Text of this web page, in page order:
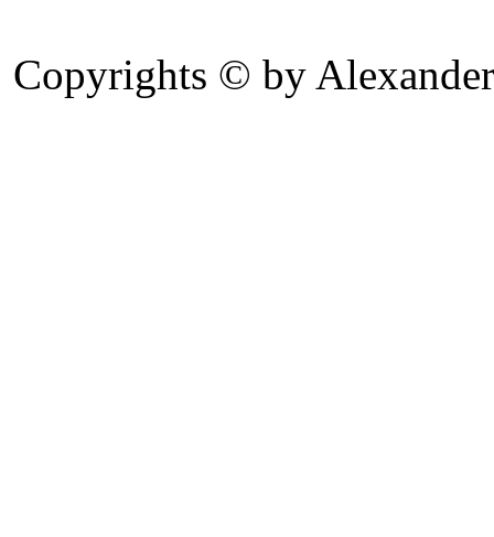
Copyrights © by